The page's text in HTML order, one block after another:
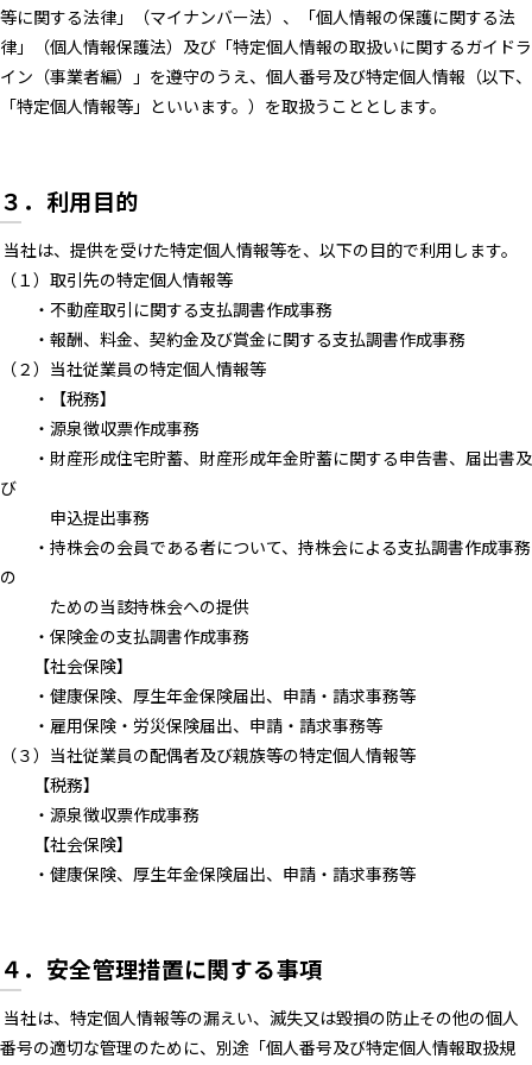
等に関する法律」（マイナンバー法）、「個人情報の保護に関する法
律」（個人情報保護法）及び「特定個人情報の取扱いに関するガイドラ
イン（事業者編）」を遵守のうえ、個人番号及び特定個人情報（以下、
「特定個人情報等」といいます。）を取扱うこととします。
３．利用目的
当社は、提供を受けた特定個人情報等を、以下の目的で利用します。
（１）取引先の特定個人情報等
・不動産取引に関する支払調書作成事務
・報酬、料金、契約金及び賞金に関する支払調書作成事務
（２）当社従業員の特定個人情報等
・【税務】
・源泉徴収票作成事務
・財産形成住宅貯蓄、財産形成年金貯蓄に関する申告書、届出書及
び
申込提出事務
・持株会の会員である者について、持株会による支払調書作成事務
の
ための当該持株会への提供
・保険金の支払調書作成事務
【社会保険】
・健康保険、厚生年金保険届出、申請・請求事務等
・雇用保険・労災保険届出、申請・請求事務等
（３）当社従業員の配偶者及び親族等の特定個人情報等
【税務】
・源泉徴収票作成事務
【社会保険】
・健康保険、厚生年金保険届出、申請・請求事務等
４．安全管理措置に関する事項
当社は、特定個人情報等の漏えい、滅失又は毀損の防止その他の個人
番号の適切な管理のために、別途「個人番号及び特定個人情報取扱規